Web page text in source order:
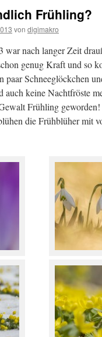
Frühling?
von digimakro
nach langer Zeit
genug Kraft und so
paar Schneeglöckchen
auch keine Nachtfröste
Frühling
die Frühblüher mit